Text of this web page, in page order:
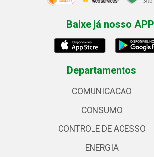
Baixe já nosso APP
Departamentos
COMUNICACAO
CONSUMO
CONTROLE DE ACESSO
ENERGIA